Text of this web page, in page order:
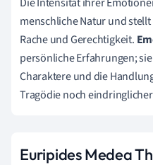
menschliche Natur und
Rache und Gerechtigkeit.
persönliche Erfahrungen;
Charaktere und die
Tragödie noch
Euripides Medea